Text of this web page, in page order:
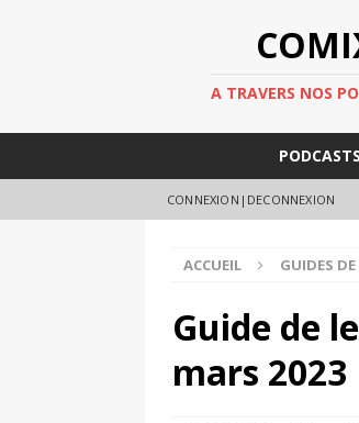
A TRAVERS NOS
PODCASTS
CONNEXION|DECONNEXION
ACCUEIL GUIDES DE
Guide de
mars 2023